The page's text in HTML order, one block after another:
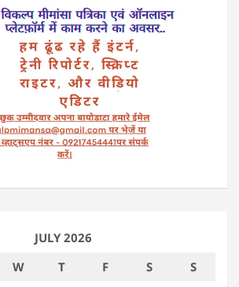
JULY 2026
W T F S
S